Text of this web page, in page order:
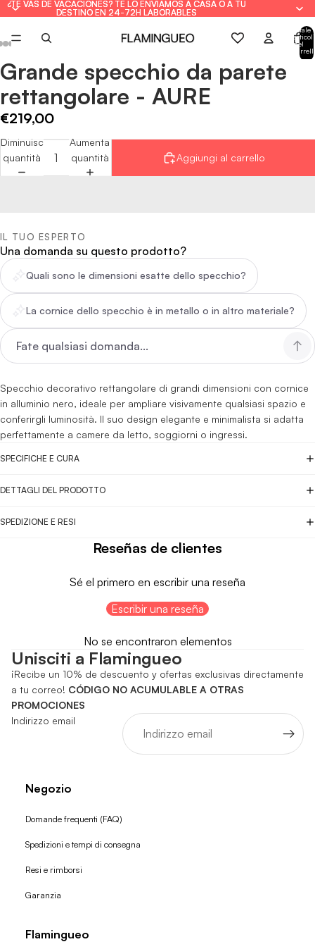
¿TE VAS DE VACACIONES? TE LO ENVIAMOS A CASA O A TU
DESTINO EN 24-72H LABORABLES
¿TE VAS DE VACACIONES? TE LO ENVIAMOS A CASA O A TU
DESTINO EN 24-72H LABORABLES
Totale
articoli
nel
Apri
immagine
a
schermo
Apri
immagine
a
schermo
Apri
immagine
a
schermo
Apri
immagine
a
schermo
Apri
immagine
a
schermo
Grande specchio da parete
rettangolare - AURE
€219,00
Diminuisci
quantità
Aumenta
quantità
Aggiungi al carrello
IL TUO ESPERTO
Una domanda su questo prodotto?
Quali sono le dimensioni esatte dello specchio?
La cornice dello specchio è in metallo o in altro materiale?
Specchio decorativo rettangolare di grandi dimensioni con cornice
in alluminio nero, ideale per ampliare visivamente qualsiasi spazio e
conferirgli luminosità. Il suo design elegante e minimalista si adatta
perfettamente a camere da letto, soggiorni o ingressi.
SPECIFICHE E CURA
DETTAGLI DEL PRODOTTO
SPEDIZIONE E RESI
Reseñas de clientes
Sé el primero en escribir una reseña
Escribir una reseña
No se encontraron elementos
Unisciti a Flamingueo
¡Recibe un 10% de descuento y ofertas exclusivas directamente
a tu correo! CÓDIGO NO ACUMULABLE A OTRAS
PROMOCIONES
Indirizzo email
Negozio
Domande frequenti (FAQ)
Spedizioni e tempi di consegna
Resi e rimborsi
Garanzia
Flamingueo